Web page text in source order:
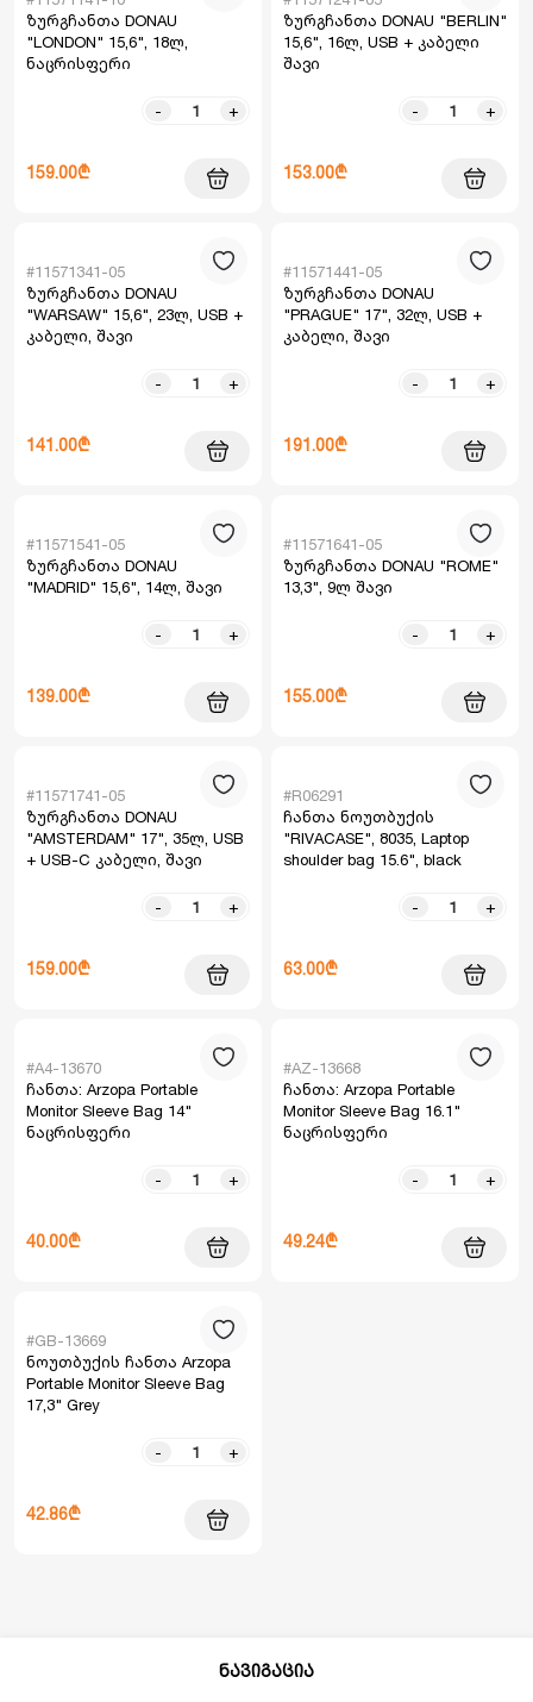
ზურგჩანთა DONAU
"LONDON" 15,6", 18ლ,
ნაცრისფერი
- +
159.00₾
ზურგჩანთა DONAU "BERLIN"
15,6", 16ლ, USB + კაბელი
შავი
- +
153.00₾
#11571341-05
ზურგჩანთა DONAU
"WARSAW" 15,6", 23ლ, USB +
კაბელი, შავი
- +
141.00₾
#11571441-05
ზურგჩანთა DONAU
"PRAGUE" 17", 32ლ, USB +
კაბელი, შავი
- +
191.00₾
#11571541-05
ზურგჩანთა DONAU
"MADRID" 15,6", 14ლ, შავი
- +
139.00₾
#11571641-05
ზურგჩანთა DONAU "ROME"
13,3", 9ლ შავი
- +
155.00₾
#11571741-05
ზურგჩანთა DONAU
"AMSTERDAM" 17", 35ლ, USB
+ USB-C კაბელი, შავი
- +
159.00₾
#R06291
ჩანთა ნოუთბუქის
"RIVACASE", 8035, Laptop
shoulder bag 15.6", black
- +
63.00₾
#A4-13670
ჩანთა: Arzopa Portable
Monitor Sleeve Bag 14"
ნაცრისფერი
- +
40.00₾
#AZ-13668
ჩანთა: Arzopa Portable
Monitor Sleeve Bag 16.1"
ნაცრისფერი
- +
49.24₾
#GB-13669
ნოუთბუქის ჩანთა Arzopa
Portable Monitor Sleeve Bag
17,3" Grey
- +
42.86₾
ნავიგაცია